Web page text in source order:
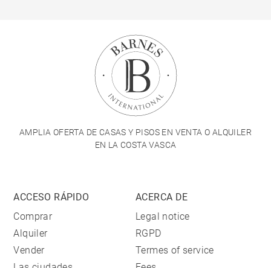
AMPLIA OFERTA DE CASAS Y PISOS EN VENTA O ALQUILER
EN LA COSTA VASCA
ACCESO RÁPIDO
Comprar
Alquiler
Vender
ACERCA DE
Legal notice
RGPD
Termes of service